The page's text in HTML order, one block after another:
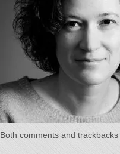
Both comments and